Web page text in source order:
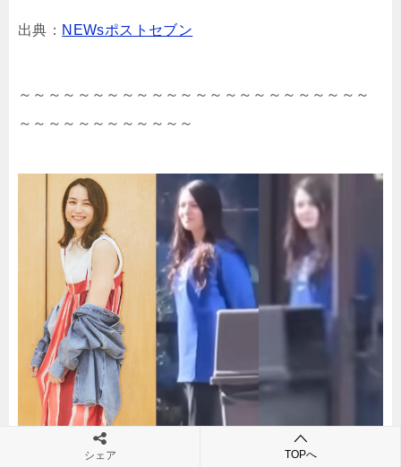
出典： NEWsポストセブン
～～～～～～～～～～～～～～～～～～～～～～～～
～～～～～～～～～～～～
シェア TOPへ